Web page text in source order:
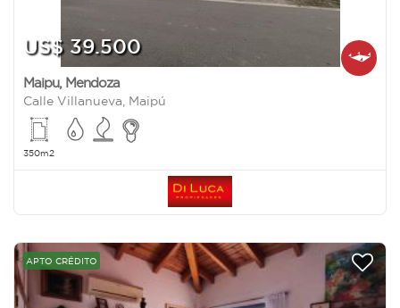
US$ 39.500
Maipu, Mendoza
Calle Villanueva, Maipú
350m2
APTO CRÉDITO